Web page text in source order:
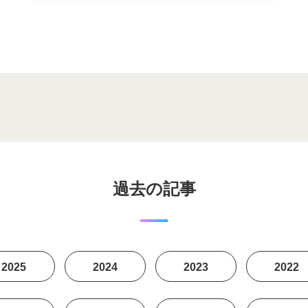
過去の記事
2025 2024 2023 2022